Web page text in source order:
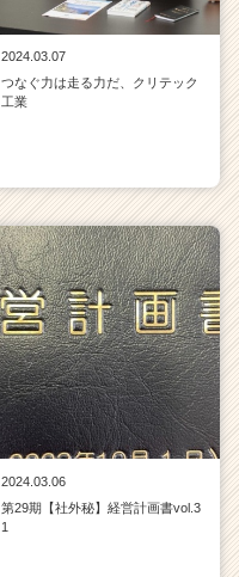
2024.03.07
つなぐ力は走る力だ、クリテック
工業
2024.03.06
第29期【社外秘】経営計画書vol.3
1